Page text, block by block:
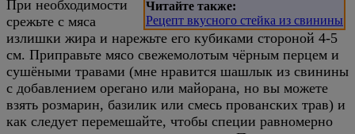
Читайте также:
Рецепт вкусного стейка из свинины
При необходимости
срежьте с мяса
излишки жира и нарежьте его кубиками стороной 4-5
см. Приправьте мясо свежемолотым чёрным перцем и
сушёными травами (мне нравится шашлык из свинины
с добавлением орегано или майорана, но вы можете
взять розмарин, базилик или смесь прованских трав) и
как следует перемешайте, чтобы специи равномерно